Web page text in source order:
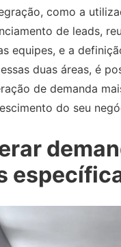
como a
de leads,
equipes, e a
duas áreas, é
de demanda
do seu